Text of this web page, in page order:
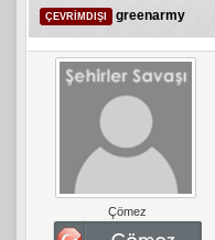
ÇEVRIMDIŞI greenarmy
Çömez